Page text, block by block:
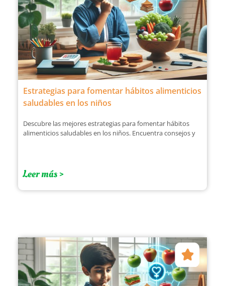
Estrategias para fomentar hábitos alimenticios
saludables en los niños
Descubre las mejores estrategias para fomentar hábitos
alimenticios saludables en los niños. Encuentra consejos y
Leer más >